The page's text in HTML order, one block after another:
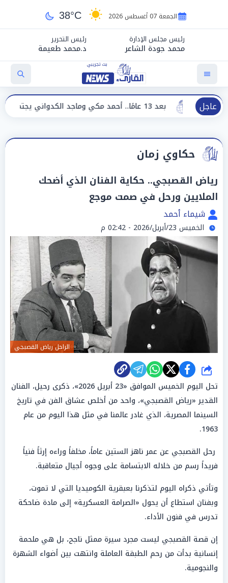
الجمعة 07 أغسطس 2026 38°C
رئيس مجلس الإدارة
محمد جودة الشاعر
رئيس التحرير
د.محمد طعيمة
عاجل
بعد 13 عامًا.. أحمد مكي وماجد الكدواني يجتمعان في «فرصة سعيدة»
حكاوي زمان
رياض القصبجي.. حكاية الفنان الذي أضحك
الملايين ورحل في صمت موجع
شيماء أحمد
الخميس 23/أبريل/2026 - 02:42 م
الراحل رياض القصبجي
شارك
تحل اليوم الخميس الموافق «23 أبريل 2026»، ذكرى رحيل، الفنان
القدير «رياض القصبجي»، واحد من أخلص عشاق الفن في تاريخ
السينما المصرية، الذي غادر عالمنا في مثل هذا اليوم من عام
1963.
رحل القصبجي عن عمر ناهز الستين عاماً، مخلفاً وراءه إرثاً فنياً
فريداً رسم من خلاله الابتسامة على وجوه أجيال متعاقبة.
وتأتي ذكراه اليوم لتذكرنا بعبقرية الكوميديا التي لا تموت،
وبفنان استطاع أن يحول «الصرامة العسكرية» إلى مادة ضاحكة
تدرس في فنون الأداء.
إن قصة القصبجي ليست مجرد سيرة ممثل ناجح، بل هي ملحمة
إنسانية بدأت من رحم الطبقة العاملة وانتهت بين أضواء الشهرة
والنجومية.